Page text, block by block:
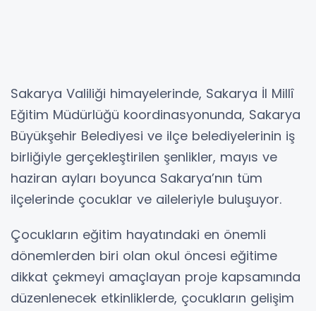
Sakarya Valiliği himayelerinde, Sakarya İl Millî
Eğitim Müdürlüğü koordinasyonunda, Sakarya
Büyükşehir Belediyesi ve ilçe belediyelerinin iş
birliğiyle gerçekleştirilen şenlikler, mayıs ve
haziran ayları boyunca Sakarya’nın tüm
ilçelerinde çocuklar ve aileleriyle buluşuyor.
Çocukların eğitim hayatındaki en önemli
dönemlerden biri olan okul öncesi eğitime
dikkat çekmeyi amaçlayan proje kapsamında
düzenlenecek etkinliklerde, çocukların gelişim